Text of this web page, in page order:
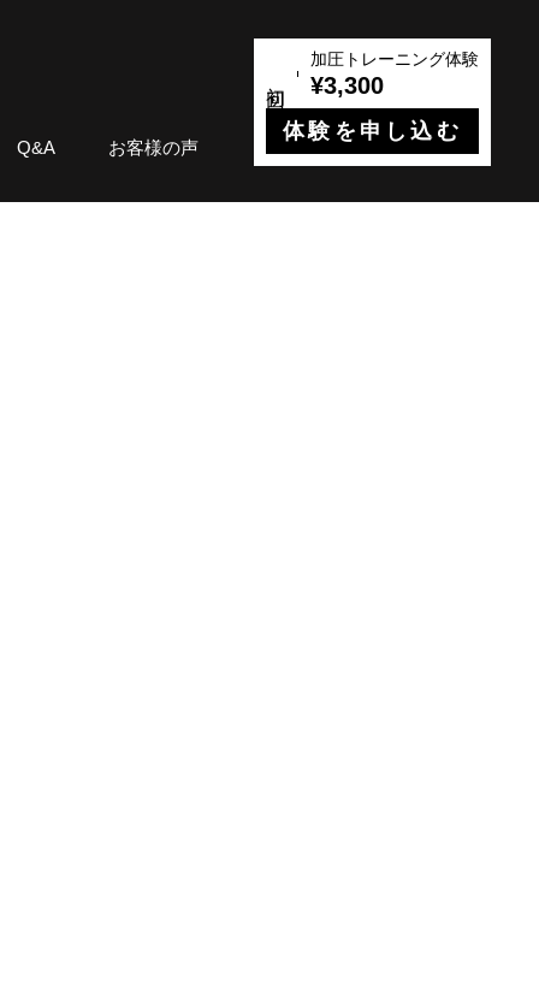
Q&A お客様の声
加圧トレーニング体験
¥3,300
体験を申し込む